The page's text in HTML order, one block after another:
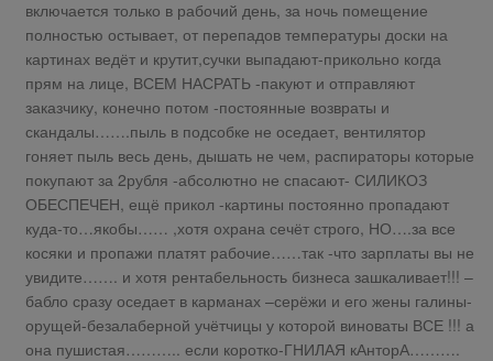
включается только в рабочий день, за ночь помещение
полностью остывает, от перепадов температуры доски на
картинах ведёт и крутит,сучки выпадают-прикольно когда
прям на лице, ВСЕМ НАСРАТЬ -пакуют и отправляют
заказчику, конечно потом -постоянные возвраты и
скандалы…….пыль в подсобке не оседает, вентилятор
гоняет пыль весь день, дышать не чем, распираторы которые
покупают за 2рубля -абсолютно не спасают- СИЛИКОЗ
ОБЕСПЕЧЕН, ещё прикол -картины постоянно пропадают
куда-то…якобы…… ,хотя охрана сечёт строго, НО….за все
косяки и пропажи платят рабочие……так -что зарплаты вы не
увидите……. и хотя рентабельность бизнеса зашкаливает!!! –
бабло сразу оседает в карманах –серёжи и его жены галины-
орущей-безалаберной учётчицы у которой виноваты ВСЕ !!! а
она пушистая……….. если коротко-ГНИЛАЯ кАнторА……….